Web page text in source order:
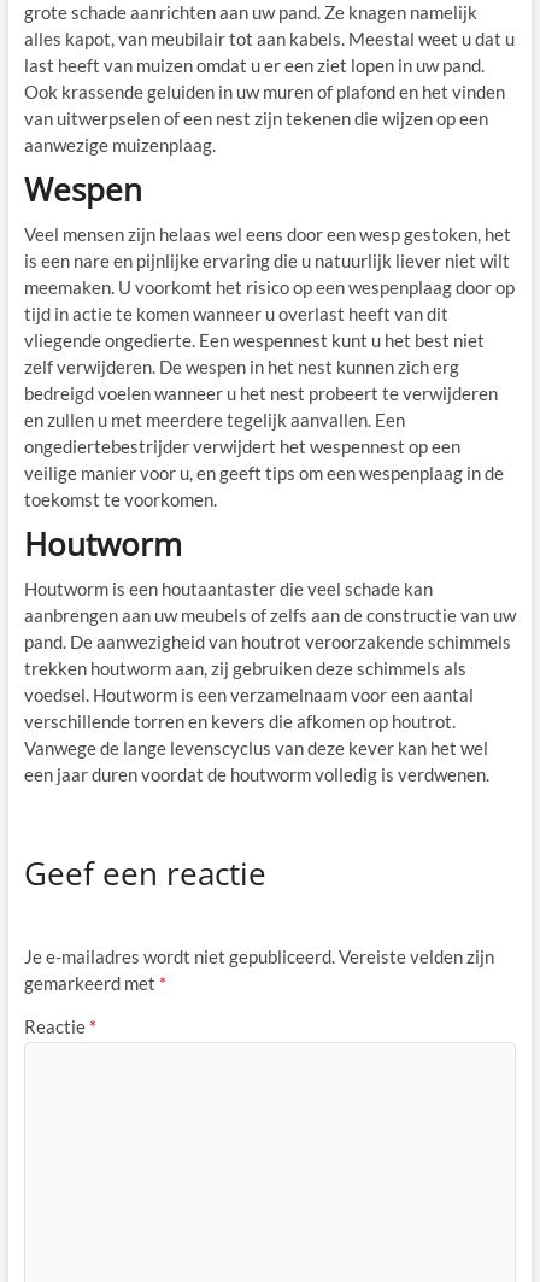
grote schade aanrichten aan uw pand. Ze knagen namelijk
alles kapot, van meubilair tot aan kabels. Meestal weet u dat u
last heeft van muizen omdat u er een ziet lopen in uw pand.
Ook krassende geluiden in uw muren of plafond en het vinden
van uitwerpselen of een nest zijn tekenen die wijzen op een
aanwezige muizenplaag.
Wespen
Veel mensen zijn helaas wel eens door een wesp gestoken, het
is een nare en pijnlijke ervaring die u natuurlijk liever niet wilt
meemaken. U voorkomt het risico op een wespenplaag door op
tijd in actie te komen wanneer u overlast heeft van dit
vliegende ongedierte. Een wespennest kunt u het best niet
zelf verwijderen. De wespen in het nest kunnen zich erg
bedreigd voelen wanneer u het nest probeert te verwijderen
en zullen u met meerdere tegelijk aanvallen. Een
ongediertebestrijder verwijdert het wespennest op een
veilige manier voor u, en geeft tips om een wespenplaag in de
toekomst te voorkomen.
Houtworm
Houtworm is een houtaantaster die veel schade kan
aanbrengen aan uw meubels of zelfs aan de constructie van uw
pand. De aanwezigheid van houtrot veroorzakende schimmels
trekken houtworm aan, zij gebruiken deze schimmels als
voedsel. Houtworm is een verzamelnaam voor een aantal
verschillende torren en kevers die afkomen op houtrot.
Vanwege de lange levenscyclus van deze kever kan het wel
een jaar duren voordat de houtworm volledig is verdwenen.
Geef een reactie
Je e-mailadres wordt niet gepubliceerd.Vereiste velden zijn
gemarkeerd met *
Reactie *